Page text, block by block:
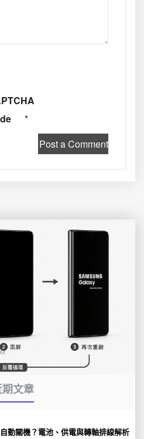
*
文章
動關機？電池、供電與轉軸排線解析